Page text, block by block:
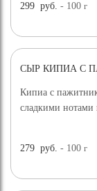
299 руб. - 100г
СЫР КИПИА С
Кипиа с
сладкими нотами
279 руб. - 100г